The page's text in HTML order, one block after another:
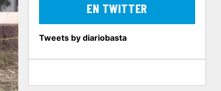
EN TWITTER
Tweets by diariobasta